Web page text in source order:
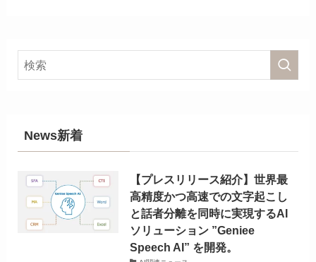
News新着
【プレスリリース紹介】世界最
高精度かつ高速での文字起こし
と話者分離を同時に実現するAI
ソリューション ”Geniee
Speech AI” を開発。